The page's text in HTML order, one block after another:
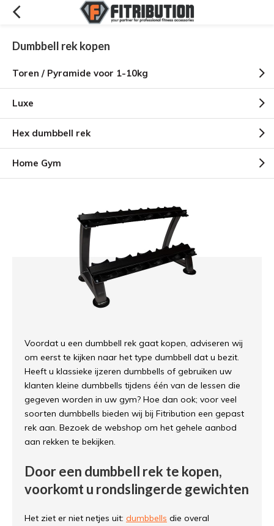
Dumbbell rek kopen
Toren / Pyramide voor 1-10kg
Luxe
Hex dumbbell rek
Home Gym
Voordat u een dumbbell rek gaat kopen, adviseren wij
om eerst te kijken naar het type dumbbell dat u bezit.
Heeft u klassieke ijzeren dumbbells of gebruiken uw
klanten kleine dumbbells tijdens één van de lessen die
gegeven worden in uw gym? Hoe dan ook; voor veel
soorten dumbbells bieden wij bij Fitribution een gepast
rek aan. Bezoek de webshop om het gehele aanbod
aan rekken te bekijken.
Door een dumbbell rek te kopen,
voorkomt u rondslingerde gewichten
Het ziet er niet netjes uit: dumbbells die overal